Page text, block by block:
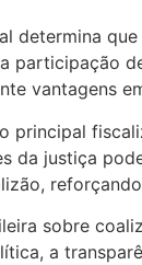
determina
participação
vantagens
principal
da justiça
sobre
a